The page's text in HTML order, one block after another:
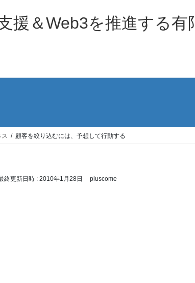
援＆Web3を推進する有
ス 顧客を絞り込むには、予想して行動する
終更新日時 : 2010年1月28日 pluscome